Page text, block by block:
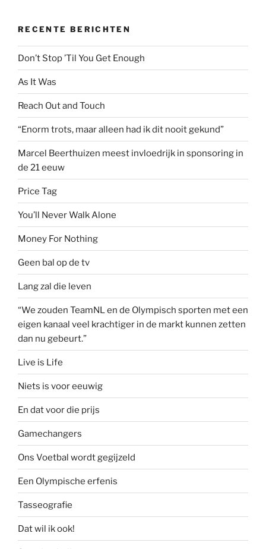
RECENTE BERICHTEN
Don’t Stop ’Til You Get Enough
As It Was
Reach Out and Touch
“Enorm trots, maar alleen had ik dit nooit gekund”
Marcel Beerthuizen meest invloedrijk in sponsoring in
de 21 eeuw
Price Tag
You’ll Never Walk Alone
Money For Nothing
Geen bal op de tv
Lang zal die leven
“We zouden TeamNL en de Olympisch sporten met een
eigen kanaal veel krachtiger in de markt kunnen zetten
dan nu gebeurt.”
Live is Life
Niets is voor eeuwig
En dat voor die prijs
Gamechangers
Ons Voetbal wordt gegijzeld
Een Olympische erfenis
Tasseografie
Dat wil ik ook!